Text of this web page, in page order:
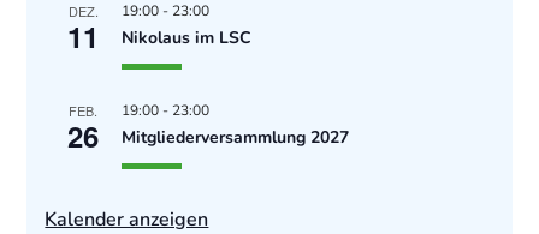
DEZ.
11
19:00 - 23:00
Nikolaus im LSC
FEB.
26
19:00 - 23:00
Mitgliederversammlung 2027
Kalender anzeigen